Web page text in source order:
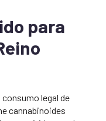
para
legal de
cannabinoides